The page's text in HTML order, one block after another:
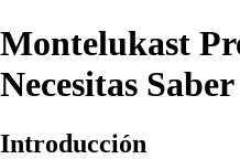
Montelukast
Necesitas Saber
Introducción